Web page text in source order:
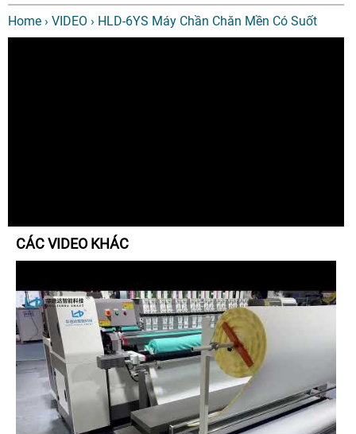
Home › VIDEO › HLD-6YS Máy Chần Chăn Mền Có Suốt
CÁC VIDEO KHÁC